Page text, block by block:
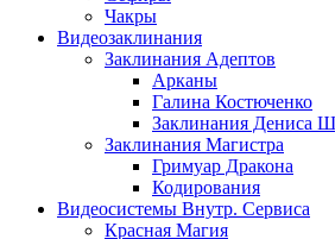
Чакры
Видеозаклинания
Заклинания Адептов
Арканы
Галина Костюченко
Заклинания Дениса
Заклинания Магистра
Гримуар Дракона
Кодирования
Видеосистемы Внутр. Сервиса
Красная Магия